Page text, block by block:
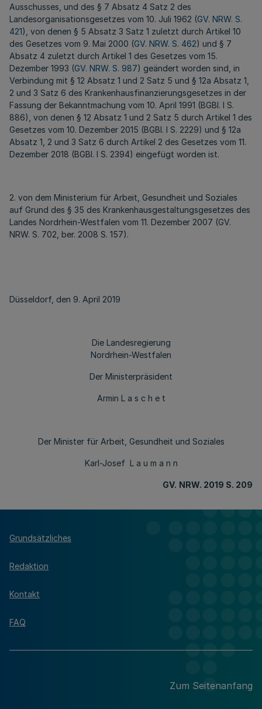
Ausschusses, und des § 7 Absatz 4 Satz 2 des
Landesorganisationsgesetzes vom 10. Juli 1962 (GV. NRW. S.
421), von denen § 5 Absatz 3 Satz 1 zuletzt durch Artikel 10
des Gesetzes vom 9. Mai 2000 (GV. NRW. S. 462) und § 7
Absatz 4 zuletzt durch Artikel 1 des Gesetzes vom 15.
Dezember 1993 (GV. NRW. S. 987) geändert worden sind, in
Verbindung mit § 12 Absatz 1 und 2 Satz 5 und § 12a Absatz 1,
2 und 3 Satz 6 des Krankenhausfinanzierungsgesetzes in der
Fassung der Bekanntmachung vom 10. April 1991 (BGBl. I S.
886), von denen § 12 Absatz 1 und 2 Satz 5 durch Artikel 1 des
Gesetzes vom 10. Dezember 2015 (BGBl. I S. 2229) und § 12a
Absatz 1, 2 und 3 Satz 6 durch Artikel 2 des Gesetzes vom 11.
Dezember 2018 (BGBl. I S. 2394) eingefügt worden ist.
2. von dem Ministerium für Arbeit, Gesundheit und Soziales
auf Grund des § 35 des Krankenhausgestaltungsgesetzes des
Landes Nordrhein-Westfalen vom 11. Dezember 2007 (GV.
NRW. S. 702, ber. 2008 S. 157).
Düsseldorf, den 9. April 2019
Die Landesregierung
Nordrhein-Westfalen
Der Ministerpräsident
Armin L a s c h e t
Der Minister für Arbeit, Gesundheit und Soziales
Karl-Josef L a u m a n n
GV. NRW. 2019 S. 209
Grundsätzliches
Redaktion
Kontakt
FAQ
Zum Seitenanfang